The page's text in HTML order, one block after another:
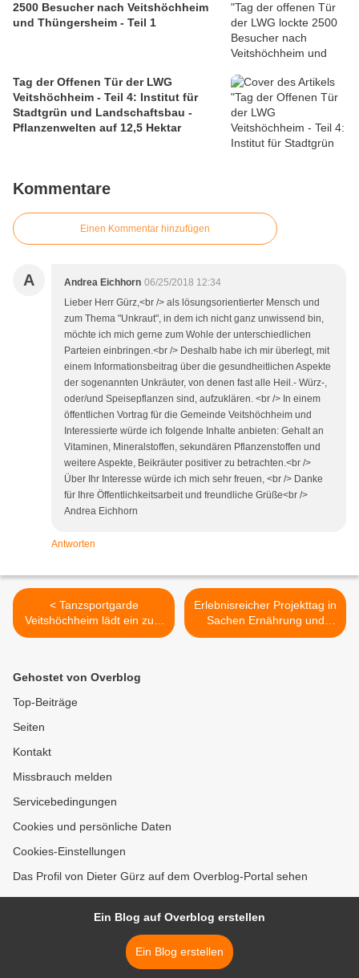
2500 Besucher nach Veitshöchheim
und Thüngersheim - Teil 1
Tag der Offenen Tür der LWG
Veitshöchheim - Teil 4: Institut für
Stadtgrün und Landschaftsbau -
Pflanzenwelten auf 12,5 Hektar
Kommentare
Einen Kommentar hinzufügen
A Andrea Eichhorn 06/25/2018 12:34
Lieber Herr Gürz,<br /> als lösungsorientierter Mensch und
zum Thema "Unkraut", in dem ich nicht ganz unwissend bin,
möchte ich mich gerne zum Wohle der unterschiedlichen
Parteien einbringen.<br /> Deshalb habe ich mir überlegt, mit
einem Informationsbeitrag über die gesundheitlichen Aspekte
der sogenannten Unkräuter, von denen fast alle Heil.- Würz-,
oder/und Speisepflanzen sind, aufzuklären. <br /> In einem
öffentlichen Vortrag für die Gemeinde Veitshöchheim und
Interessierte würde ich folgende Inhalte anbieten: Gehalt an
Vitaminen, Mineralstoffen, sekundären Pflanzenstoffen und
weitere Aspekte, Beikräuter positiver zu betrachten.<br />
Über Ihr Interesse würde ich mich sehr freuen, <br /> Danke
für Ihre Öffentlichkeitsarbeit und freundliche Grüße<br />
Andrea Eichhorn
Antworten
< Tanzsportgarde
Veitshöchheim lädt ein zum
Flohmarkt am 1. Juli 2018
Erlebnisreicher Projekttag in
Sachen Ernährung und
Bewegung an der
Gehostet von Overblog
Top-Beiträge
Seiten
Kontakt
Missbrauch melden
Servicebedingungen
Cookies und persönliche Daten
Cookies-Einstellungen
Das Profil von Dieter Gürz auf dem Overblog-Portal sehen
Ein Blog auf Overblog erstellen
Ein Blog erstellen